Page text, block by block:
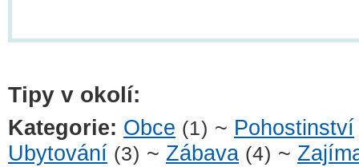
Tipy v okolí:
Kategorie: Obce (1) ~ Pohostinství
Ubytování (3) ~ Zábava (4) ~